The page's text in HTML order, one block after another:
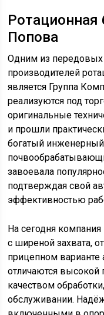
Попова
Одним из передовых
производителей
является Группа
реализуются под
оригинальные
и прошли
богатый
завоевала
подтверждая свой
эффективностью
На сегодня
с ширеной захвата,
прицепном
отличаются высокой
качеством
обслуживании.